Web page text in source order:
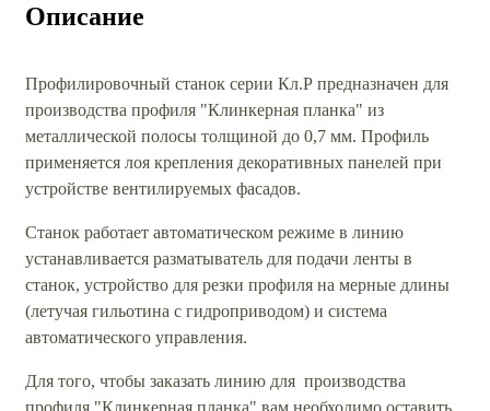
Описание
Профилировочный станок серии Кл.Р предназначен для
производства профиля "Клинкерная планка" из
металлической полосы толщиной до 0,7 мм. Профиль
применяется лоя крепления декоративных панелей при
устройстве вентилируемых фасадов.
Станок работает автоматическом режиме в линию
устанавливается разматыватель для подачи ленты в
станок, устройство для резки профиля на мерные длины
(летучая гильотина с гидроприводом) и система
автоматического управления.
Для того, чтобы заказать линию для производства
профиля "Клинкерная планка" вам необходимо оставить